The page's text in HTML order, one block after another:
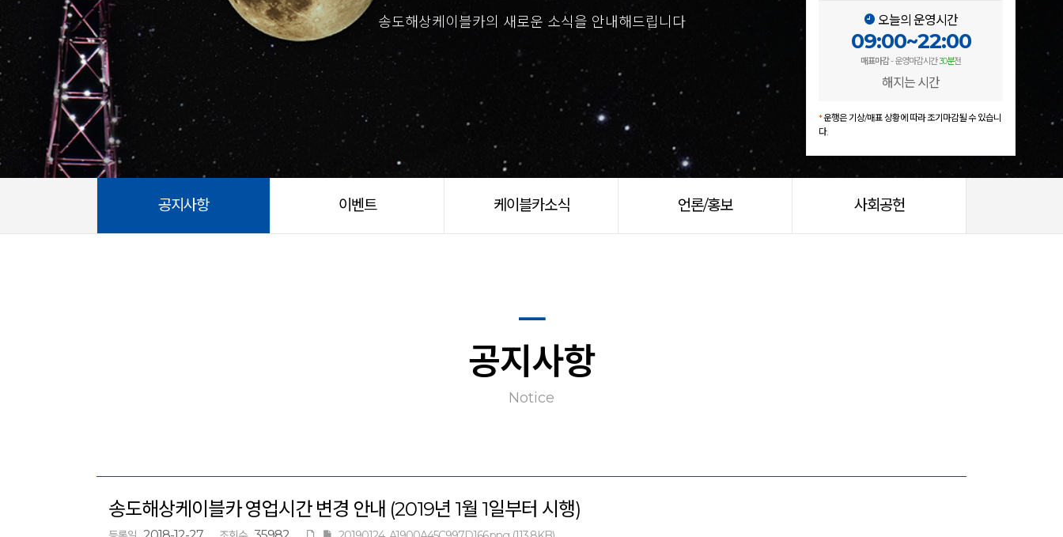
오늘의 운영시간
09:00~22:00
매표마감- 운영마감시간30분전
해지는 시간
*운행은 기상/매표 상황에 따라 조기마감될 수 있습니
다.
송도해상케이블카의 새로운 소식을 안내해드립니다
공지사항 이벤트 케이블카소식 언론/홍보 사회공헌
공지사항
Notice
송도해상케이블카 영업시간 변경 안내 (2019년 1월 1일부터 시행)